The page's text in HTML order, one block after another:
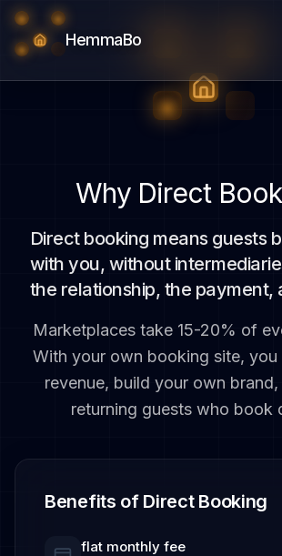
HemmaBo
Why Direct
Direct booking means guests
with you, without
the relationship, the payment,
Marketplaces take 15-20% of
With your own booking site, you
revenue, build your own
returning guests who book
Benefits of Direct Booking
flat monthly fee